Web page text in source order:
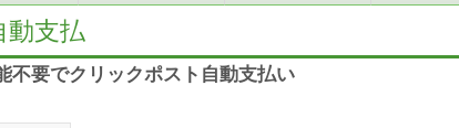
動支払
不要でクリックポスト自動支払い